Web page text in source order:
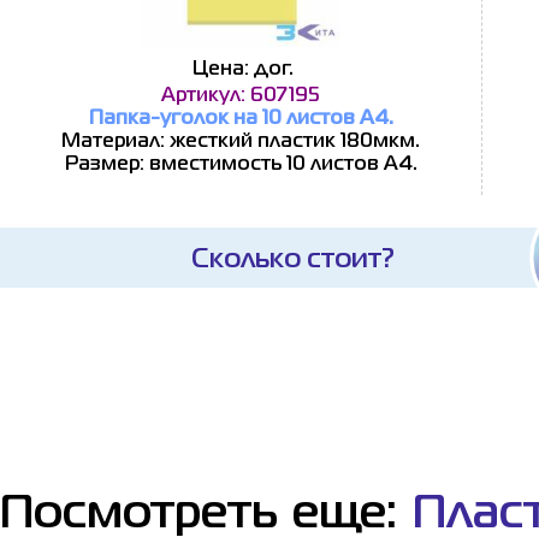
Цена: дог.
Артикул: 607195
Папка-уголок на 10 листов А4.
Материал: жесткий пластик 180мкм.
Размер: вместимость 10 листов А4.
Сколько стоит?
Посмотреть еще: